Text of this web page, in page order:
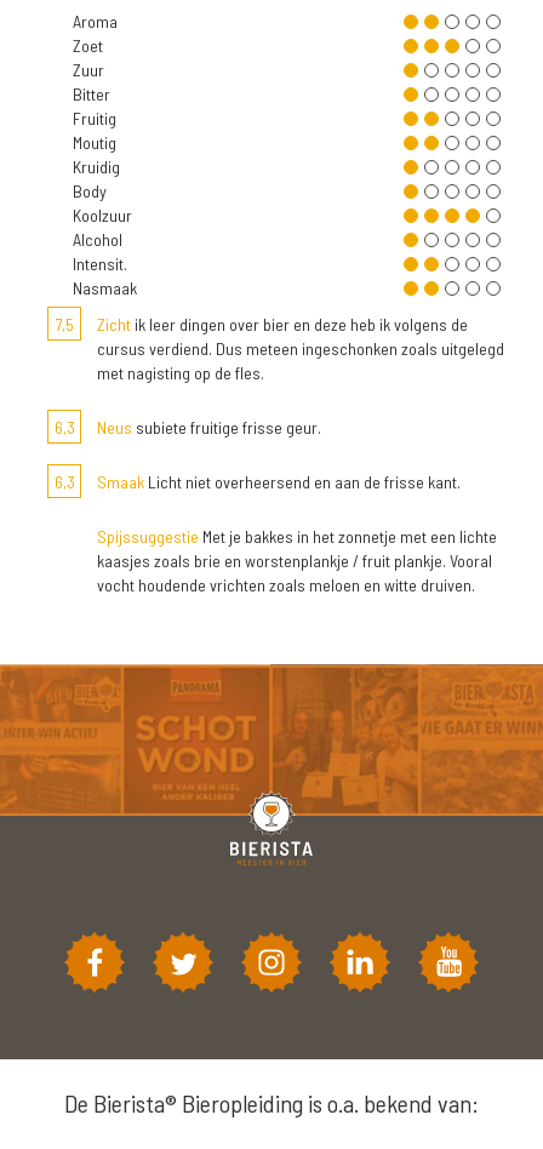
Aroma
Zoet
Zuur
Bitter
Fruitig
Moutig
Kruidig
Body
Koolzuur
Alcohol
Intensit.
Nasmaak
7,5
Zicht ik leer dingen over bier en deze heb ik volgens de
cursus verdiend. Dus meteen ingeschonken zoals uitgelegd
met nagisting op de fles.
6,3 Neus subiete fruitige frisse geur.
6,3 Smaak Licht niet overheersend en aan de frisse kant.
Spijssuggestie Met je bakkes in het zonnetje met een lichte
kaasjes zoals brie en worstenplankje / fruit plankje. Vooral
vocht houdende vrichten zoals meloen en witte druiven.
De Bierista® Bieropleiding is o.a. bekend van: